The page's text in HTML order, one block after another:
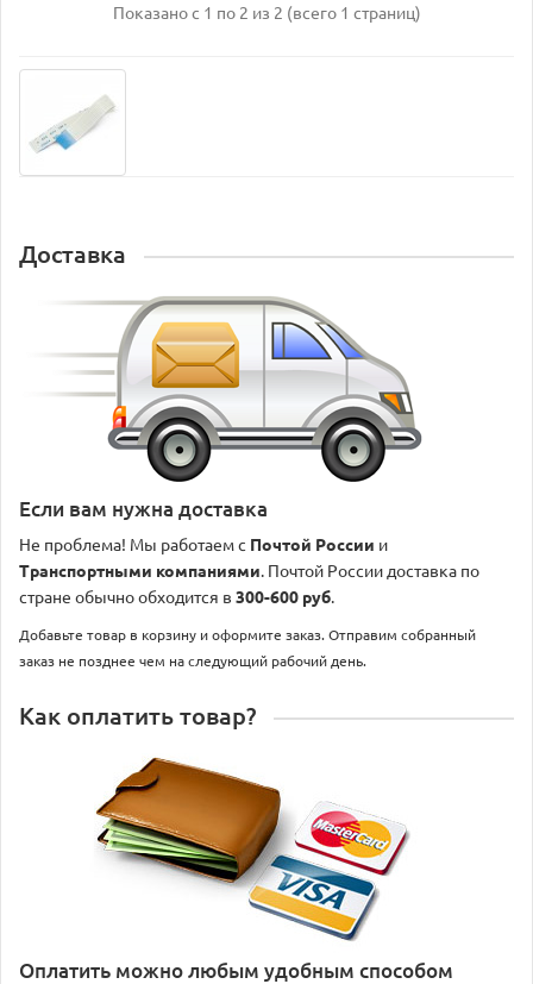
Показано с 1 по 2 из 2 (всего 1 страниц)
Доставка
Если вам нужна доставка
Не проблема! Мы работаем с Почтой России и
Транспортными компаниями. Почтой России доставка по
стране обычно обходится в 300-600 руб.
Добавьте товар в корзину и оформите заказ. Отправим собранный
заказ не позднее чем на следующий рабочий день.
Как оплатить товар?
Оплатить можно любым удобным способом